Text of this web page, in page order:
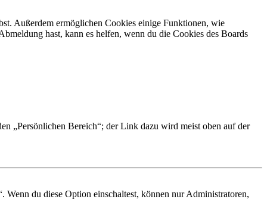
Außerdem ermöglichen Cookies einige Funktionen, wie
hast, kann es helfen, wenn du die Cookies des Boards
„Persönlichen Bereich“; der Link dazu wird meist oben auf der
du diese Option einschaltest, können nur Administratoren,